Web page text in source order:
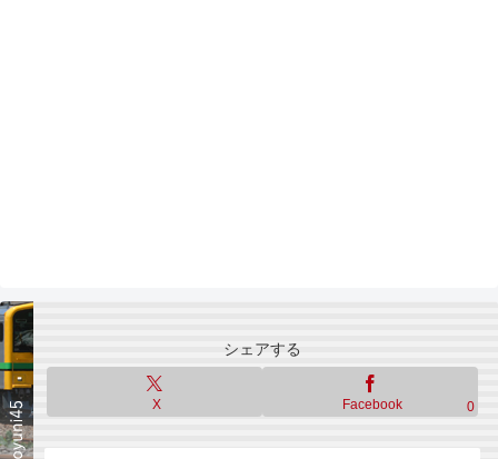
シェアする
X Facebook 0